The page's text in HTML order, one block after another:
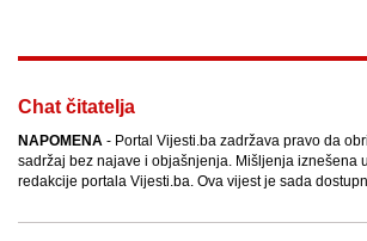
Chat čitatelja
NAPOMENA - Portal Vijesti.ba zadržava pravo da
sadržaj bez najave i objašnjenja. Mišljenja iznešena
redakcije portala Vijesti.ba. Ova vijest je sada